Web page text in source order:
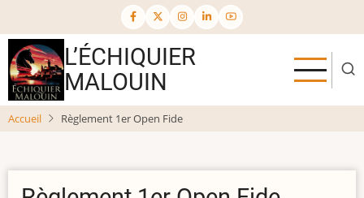
au
contenu
principal
L’ÉCHIQUIER
MALOUIN
Accueil Règlement 1er Open Fide